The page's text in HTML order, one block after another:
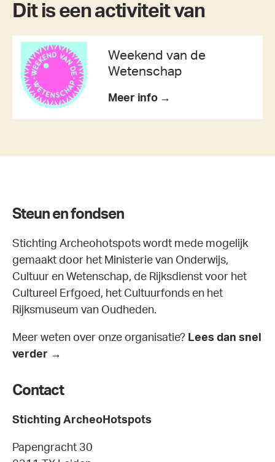
Dit is een activiteit van
Weekend van de
Wetenschap
Meer info →
Steun en fondsen
Stichting Archeohotspots wordt mede mogelijk
gemaakt door het Ministerie van Onderwijs,
Cultuur en Wetenschap, de Rijksdienst voor het
Cultureel Erfgoed, het Cultuurfonds en het
Rijksmuseum van Oudheden.
Meer weten over onze organisatie? Lees dan snel
verder →
Contact
Stichting ArcheoHotspots
Papengracht 30